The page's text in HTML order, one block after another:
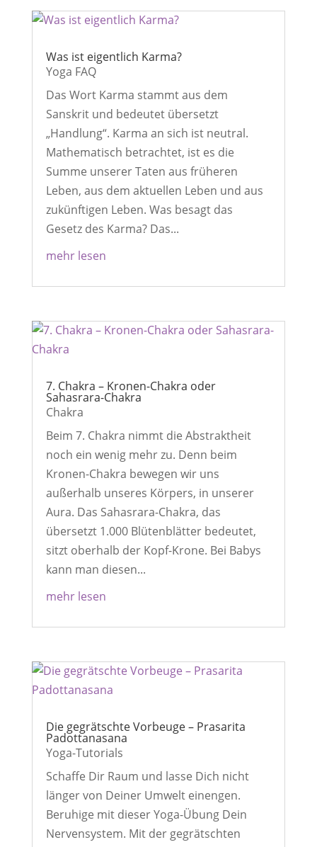
Was ist eigentlich Karma?
Yoga FAQ
Das Wort Karma stammt aus dem
Sanskrit und bedeutet übersetzt
„Handlung“. Karma an sich ist neutral.
Mathematisch betrachtet, ist es die
Summe unserer Taten aus früheren
Leben, aus dem aktuellen Leben und aus
zukünftigen Leben. Was besagt das
Gesetz des Karma? Das...
mehr lesen
7. Chakra – Kronen-Chakra oder
Sahasrara-Chakra
Chakra
Beim 7. Chakra nimmt die Abstraktheit
noch ein wenig mehr zu. Denn beim
Kronen-Chakra bewegen wir uns
außerhalb unseres Körpers, in unserer
Aura. Das Sahasrara-Chakra, das
übersetzt 1.000 Blütenblätter bedeutet,
sitzt oberhalb der Kopf-Krone. Bei Babys
kann man diesen...
mehr lesen
Die gegrätschte Vorbeuge – Prasarita
Padottanasana
Yoga-Tutorials
Schaffe Dir Raum und lasse Dich nicht
länger von Deiner Umwelt einengen.
Beruhige mit dieser Yoga-Übung Dein
Nervensystem. Mit der gegrätschten